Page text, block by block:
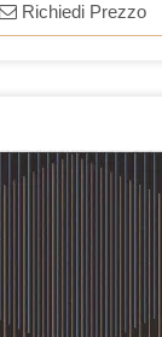
Richiedi Prezzo